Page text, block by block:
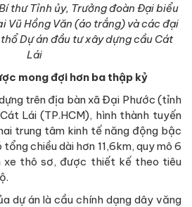
thư Tỉnh ủy, Trưởng đoàn Đại biểu
Vũ Hồng Văn (áo trắng) và các đại
Dự án đầu tư xây dựng cầu Cát
Lái
mong đợi hơn ba thập kỷ
trên địa bàn xã Đại Phước (tỉnh
Lái (TP.HCM), hình thành tuyến
trung tâm kinh tế năng động bậc
chiều dài hơn 11,6km, quy mô 6
xe thô sơ, được thiết kế theo tiêu
dự án là cầu chính dạng dây văng